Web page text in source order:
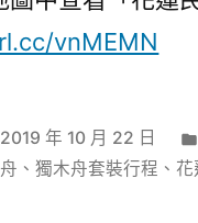
vnMEMN
2019 年 10 月 22 日
、獨木舟套裝行程 、 花